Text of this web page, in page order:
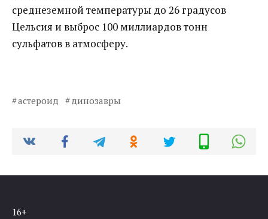
среднеземной температуры до 26 градусов
Цельсия и выброс 100 миллиардов тонн
сульфатов в атмосферу.
астероид динозавры
16+